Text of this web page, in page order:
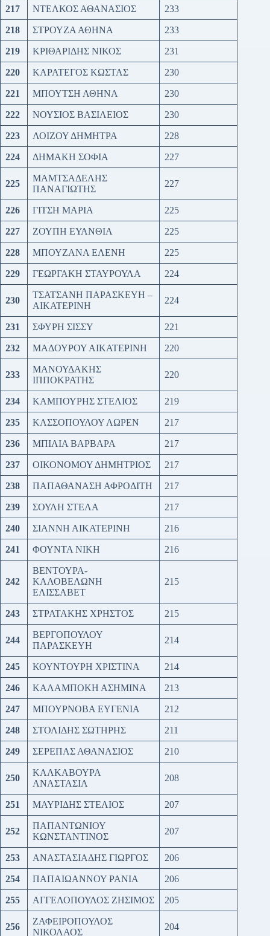
217 ΝΤΕΛΚΟΣ ΑΘΑΝΑΣΙΟΣ 233
218 ΣΤΡΟΥΖΑ ΑΘΗΝΑ 233
219 ΚΡΙΘΑΡΙΔΗΣ ΝΙΚΟΣ 231
220 ΚΑΡΑΤΕΓΟΣ ΚΩΣΤΑΣ 230
221 ΜΠΟΥΤΣΗ ΑΘΗΝΑ 230
222 ΝΟΥΣΙΟΣ ΒΑΣΙΛΕΙΟΣ 230
223 ΛΟΙΖΟΥ ΔΗΜΗΤΡΑ 228
224 ΔΗΜΑΚΗ ΣΟΦΙΑ 227
225
ΜΑΜΤΣΑΔΕΛΗΣ
ΠΑΝΑΓΙΩΤΗΣ
227
226 ΓΙΤΣΗ ΜΑΡΙΑ 225
227 ΖΟΥΠΗ ΕΥΑΝΘΙΑ 225
228 ΜΠΟΥΖΑΝΑ ΕΛΕΝΗ 225
229 ΓΕΩΡΓΑΚΗ ΣΤΑΥΡΟΥΛΑ 224
230
ΤΣΑΤΣΑΝΗ ΠΑΡΑΣΚΕΥΗ –
ΑΙΚΑΤΕΡΙΝΗ
224
231 ΣΦΥΡΗ ΣΙΣΣΥ 221
232 ΜΑΔΟΥΡΟΥ ΑΙΚΑΤΕΡΙΝΗ 220
233
ΜΑΝΟΥΔΑΚΗΣ
ΙΠΠΟΚΡΑΤΗΣ
220
234 ΚΑΜΠΟΥΡΗΣ ΣΤΕΛΙΟΣ 219
235 ΚΑΣΣΟΠΟΥΛΟΥ ΛΩΡΕΝ 217
236 ΜΠΙΛΙΑ ΒΑΡΒΑΡΑ 217
237 ΟΙΚΟΝΟΜΟΥ ΔΗΜΗΤΡΙΟΣ 217
238 ΠΑΠΑΘΑΝΑΣΗ ΑΦΡΟΔΙΤΗ 217
239 ΣΟΥΛΗ ΣΤΕΛΑ 217
240 ΣΙΑΝΝΗ ΑΙΚΑΤΕΡΙΝΗ 216
241 ΦΟΥΝΤΑ ΝΙΚΗ 216
242
ΒΕΝΤΟΥΡΑ-
ΚΑΛΟΒΕΛΩΝΗ
ΕΛΙΣΣΑΒΕΤ
215
243 ΣΤΡΑΤΑΚΗΣ ΧΡΗΣΤΟΣ 215
244
ΒΕΡΓΟΠΟΥΛΟΥ
ΠΑΡΑΣΚΕΥΗ
214
245 ΚΟΥΝΤΟΥΡΗ ΧΡΙΣΤΙΝΑ 214
246 ΚΑΛΑΜΠΟΚΗ ΑΣΗΜΙΝΑ 213
247 ΜΠΟΥΡΝΟΒΑ ΕΥΓΕΝΙΑ 212
248 ΣΤΟΛΙΔΗΣ ΣΩΤΗΡΗΣ 211
249 ΣΕΡΕΠΑΣ ΑΘΑΝΑΣΙΟΣ 210
250
ΚΑΛΚΑΒΟΥΡΑ
ΑΝΑΣΤΑΣΙΑ
208
251 ΜΑΥΡΙΔΗΣ ΣΤΕΛΙΟΣ 207
252
ΠΑΠΑΝΤΩΝΙΟΥ
ΚΩΝΣΤΑΝΤΙΝΟΣ
207
253 ΑΝΑΣΤΑΣΙΑΔΗΣ ΓΙΩΡΓΟΣ 206
254 ΠΑΠΑΙΩΑΝΝΟΥ ΡΑΝΙΑ 206
255 ΑΓΓΕΛΟΠΟΥΛΟΣ ΖΗΣΙΜΟΣ 205
256
ΖΑΦΕΙΡΟΠΟΥΛΟΣ
ΝΙΚΟΛΑΟΣ
204